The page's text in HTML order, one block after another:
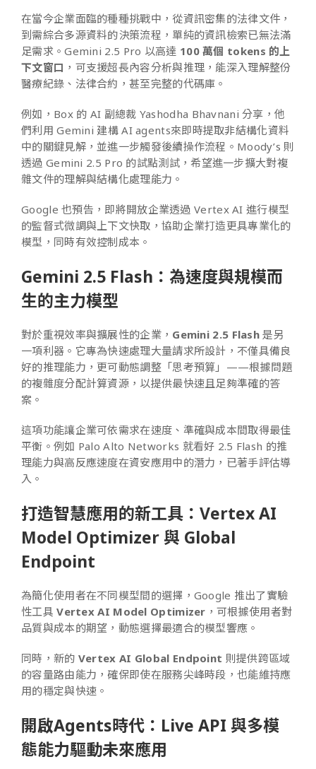
在當今企業面臨的種種挑戰中，從資訊密集的法律文件，
到需綜合多源資料的決策流程，單純的資訊檢索已無法滿
足需求。Gemini 2.5 Pro 以高達 100 萬個 tokens 的上
下文窗口 ，可支援超長內容分析與推理，能深入理解整份
醫療紀錄、法律合約，甚至完整的代碼庫。
例如，Box 的 AI 副總裁 Yashodha Bhavnani 分享，他
們利用 Gemini 建構 AI agents來即時提取非結構化資料
中的關鍵見解，並進一步觸發後續操作流程。Moody’s 則
透過 Gemini 2.5 Pro 的試點測試，希望進一步擴大對複
雜文件的理解與結構化處理能力。
Google 也預告，即將開放企業透過 Vertex AI 進行模型
的監督式微調與上下文快取，協助企業打造更具專業化的
模型，同時有效控制成本。
Gemini 2.5 Flash：為速度與規模而
生的主力模型
對於重視效率與擴展性的企業， Gemini 2.5 Flash 是另
一項利器。它專為快速處理大量請求所設計，不僅具備良
好的推理能力，更可動態調整「思考預算」——根據問題
的複雜度分配計算資源，以提供最快速且足夠準確的答
案。
這項功能讓企業可依需求在速度、準確與成本間取得最佳
平衡。例如 Palo Alto Networks 就看好 2.5 Flash 的推
理能力與高反應速度在資安應用中的潛力，已著手評估導
入。
打造智慧應用的新工具：Vertex AI
Model Optimizer 與 Global
Endpoint
為簡化使用者在不同模型間的選擇，Google 推出了實驗
性工具Vertex AI Model Optimizer ，可根據使用者對
品質與成本的期望，動態選擇最適合的模型響應。
同時，新的 Vertex AI Global Endpoint 則提供跨區域
的容量路由能力，確保即使在服務尖峰時段，也能維持應
用的穩定與快速。
開啟Agents時代：Live API 與多模
態能力驅動未來應用